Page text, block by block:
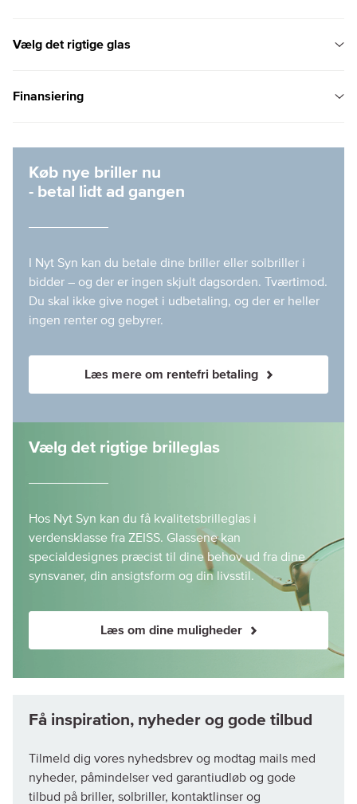
Vælg det rigtige glas
Finansiering
Køb nye briller nu
- betal lidt ad gangen
I Nyt Syn kan du betale dine briller eller solbriller i
bidder – og der er ingen skjult dagsorden. Tværtimod.
Du skal ikke give noget i udbetaling, og der er heller
ingen renter og gebyrer.
Læs mere om rentefri betaling
Vælg det rigtige brilleglas
Hos Nyt Syn kan du få kvalitetsbrilleglas i
verdensklasse fra ZEISS. Glassene kan
specialdesignes præcist til dine behov ud fra dine
synsvaner, din ansigtsform og din livsstil.
Læs om dine muligheder
Tilmeld dig vores nyhedsbrev og modtag mails med
nyheder, påmindelser ved garantiudløb og gode
tilbud på briller, solbriller, kontaktlinser og